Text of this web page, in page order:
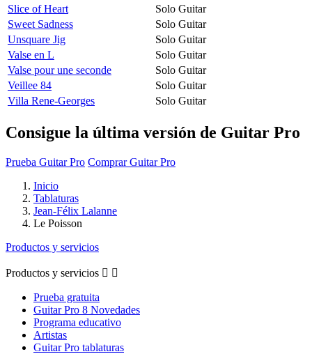
Slice of Heart
Solo Guitar
Sweet Sadness
Solo Guitar
Unsquare Jig
Solo Guitar
Valse en L
Solo Guitar
Valse pour une seconde
Solo Guitar
Veillee 84
Solo Guitar
Villa Rene-Georges
Solo Guitar
Consigue la última versión de Guitar Pro
Prueba Guitar Pro Comprar Guitar Pro
Inicio
Tablaturas
Jean-Félix Lalanne
Le Poisson
Productos y servicios
Productos y servicios  
Prueba gratuita
Guitar Pro 8 Novedades
Programa educativo
Artistas
Guitar Pro tablaturas